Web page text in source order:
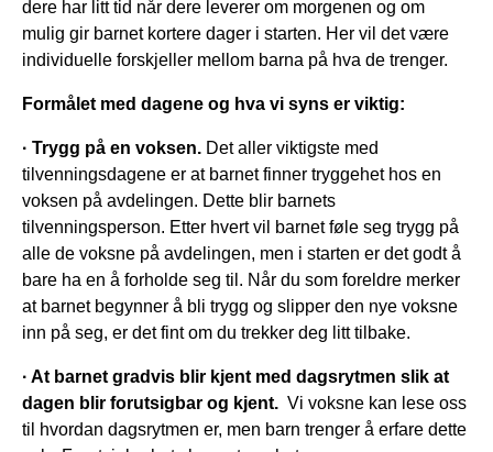
dere har litt tid når dere leverer om morgenen og om
mulig gir barnet kortere dager i starten. Her vil det være
individuelle forskjeller mellom barna på hva de trenger.
Formålet med dagene og hva vi syns er viktig:
· Trygg på en voksen. Det aller viktigste med
tilvenningsdagene er at barnet finner tryggehet hos en
voksen på avdelingen. Dette blir barnets
tilvenningsperson. Etter hvert vil barnet føle seg trygg på
alle de voksne på avdelingen, men i starten er det godt å
bare ha en å forholde seg til. Når du som foreldre merker
at barnet begynner å bli trygg og slipper den nye voksne
inn på seg, er det fint om du trekker deg litt tilbake.
· At barnet gradvis blir kjent med dagsrytmen slik at
dagen blir forutsigbar og kjent. Vi voksne kan lese oss
til hvordan dagsrytmen er, men barn trenger å erfare dette